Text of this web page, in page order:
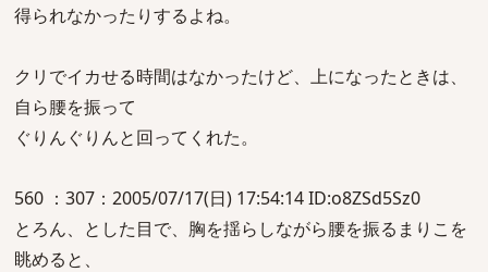
得られなかったりするよね。
クリでイカせる時間はなかったけど、上になったときは、
自ら腰を振って
ぐりんぐりんと回ってくれた。
560 ：307：2005/07/17(日) 17:54:14 ID:o8ZSd5Sz0
とろん、とした目で、胸を揺らしながら腰を振るまりこを
眺めると、